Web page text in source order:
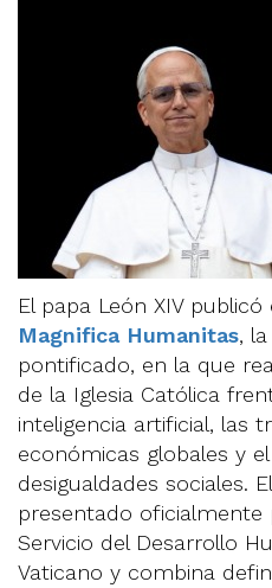
El papa León XIV
Magnifica Humanitas,
pontificado, en la que
de la Iglesia Católica
inteligencia artificial, las
económicas globales y
desigualdades sociales.
presentado oficialmente
Servicio del Desarrollo
Vaticano y combina